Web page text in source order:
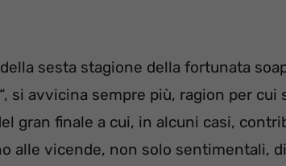
sesta stagione della fortunata
“, si avvicina sempre più, ragion per cui
gran finale a cui, in alcuni casi,
alle vicende, non solo sentimentali,